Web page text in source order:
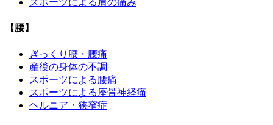
スポーツによる肩の痛み
【腰】
ぎっくり腰・腰痛
産後の身体の不調
スポーツによる腰痛
スポーツによる座骨神経痛
ヘルニア・狭窄症